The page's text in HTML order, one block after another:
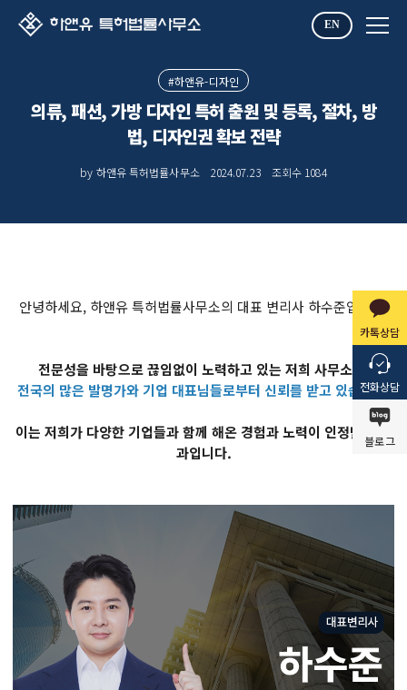
EN
카톡상담
전화상담
블로그
#하앤유-디자인
의류, 패션, 가방 디자인 특허 출원 및 등록, 절차, 방
법, 디자인권 확보 전략
by 하앤유 특허법률사무소 2024.07.23 조회수 1084
안녕하세요, 하앤유 특허법률사무소의 대표 변리사 하수준입니다.
전문성을 바탕으로 끊임없이 노력하고 있는 저희 사무소는,
전국의 많은 발명가와 기업 대표님들로부터 신뢰를 받고 있습니다.
이는 저희가 다양한 기업들과 함께 해온 경험과 노력이 인정받은 결
과입니다.